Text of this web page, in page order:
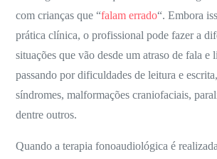
com crianças que “falam errado“. Embora
prática clínica, o profissional pode fazer a
situações que vão desde um atraso de fala e
passando por dificuldades de leitura e
síndromes, malformações craniofaciais,
dentre outros.
Quando a terapia fonoaudiológica é